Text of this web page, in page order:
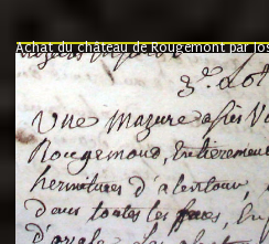
Achat du château de Rougemont par
"l'an mil six cent soixante treze le
nommé fut présent Messire Claude
vend, purement simplement et
et chavannes conseiller du roy au
que le dit seigneur Baron de la
de la Velliere tout ainsi et comme le
présent......"